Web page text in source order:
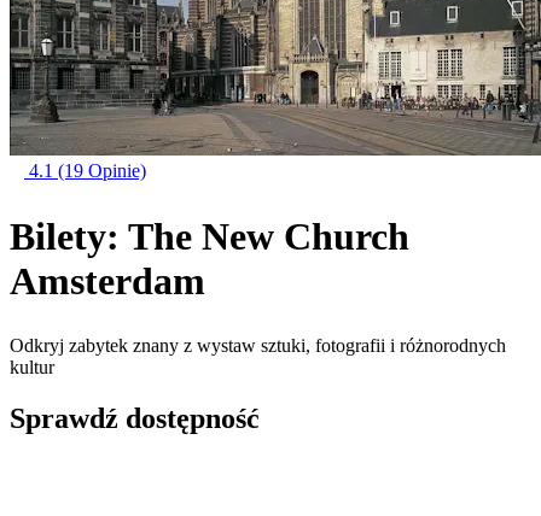
4.1 (19 Opinie)
Bilety: The New Church
Amsterdam
Odkryj zabytek znany z wystaw sztuki, fotografii i różnorodnych
kultur
Sprawdź dostępność